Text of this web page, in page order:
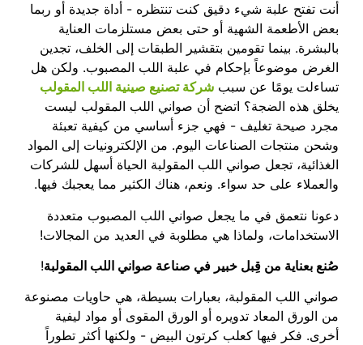
أنت تفتح علبة شيء دقيق كنت تنتظره - أداة جديدة أو ربما
بعض الأطعمة الشهية أو حتى بعض مستلزمات العناية
بالبشرة. بينما تقومين بتقشير الطبقات إلى الخلف، تجدين
الغرض موضوعاً بإحكام في علبة اللب المصبوب. ولكن هل
تساءلت يومًا عن سبب شركة تصنيع صينية اللب المقولب
يخلق هذه الضجة؟ اتضح أن صواني اللب المقولب ليست
مجرد صيحة تغليف - فهي جزء أساسي من كيفية تعبئة
وشحن منتجات الصناعات اليوم. من الإلكترونيات إلى المواد
الغذائية، تجعل صواني اللب المقولبة الحياة أسهل للشركات
والعملاء على حد سواء. ونعم، هناك الكثير مما يعجبك فيها.
دعونا نتعمق في ما يجعل صواني اللب المصبوب متعددة
الاستخدامات، ولماذا هي مطلوبة في العديد من المجالات!
صُنع بعناية من قِبل خبير في صناعة صواني اللب المقولبة!
صواني اللب المقولبة، بعبارات بسيطة، هي حاويات مصنوعة
من الورق المعاد تدويره أو الورق المقوى أو مواد ليفية
أخرى. فكر فيها كعلب كرتون البيض - ولكنها أكثر تطوراً